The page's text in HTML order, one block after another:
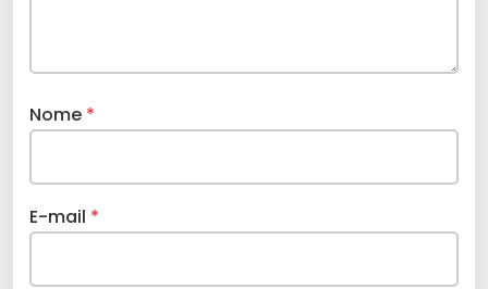
Nome *
E-mail *